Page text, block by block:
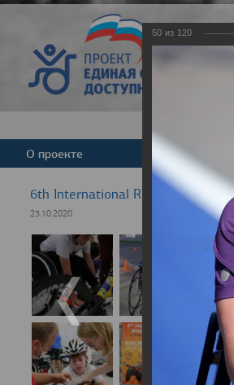
О проекте Команда
6th International Rezept-Sport
23.10.2020
50 из 120